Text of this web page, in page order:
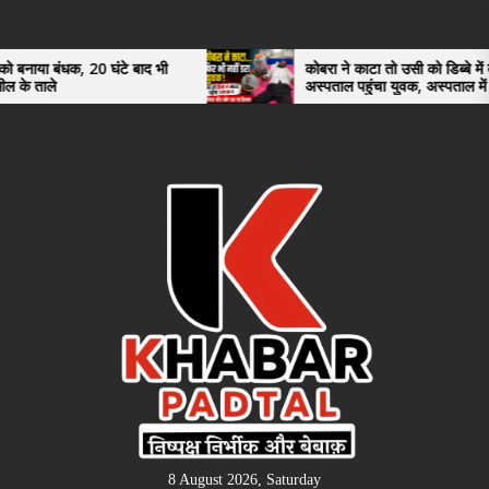
the
content
घंटे बाद भी
कोबरा ने काटा तो उसी को डिब्बे में बंद कर
अस्पताल पहुंचा युवक, अस्पताल में देखकर डॉक्टर
भी रह गए हैरान
8 August 2026, Saturday